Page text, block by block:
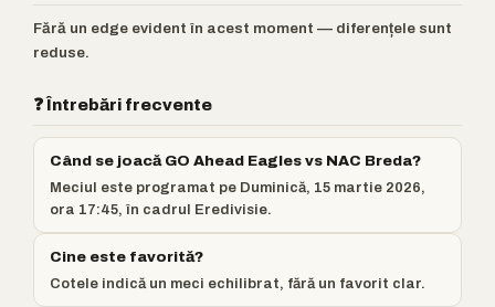
Fără un edge evident în acest moment — diferențele sunt
reduse.
❓ Întrebări frecvente
Când se joacă GO Ahead Eagles vs NAC Breda?
Meciul este programat pe Duminică, 15 martie 2026,
ora 17:45, în cadrul Eredivisie.
Cine este favorită?
Cotele indică un meci echilibrat, fără un favorit clar.